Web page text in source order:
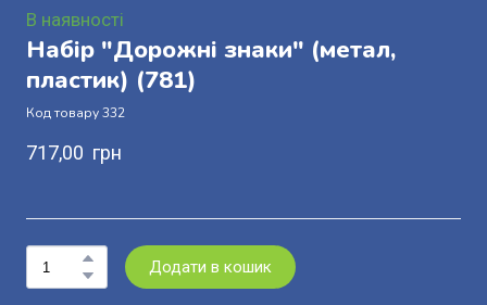
В наявності
Набір "Дорожні знаки" (метал,
пластик) (781)
Код товару 332
717,00  грн
Додати в кошик